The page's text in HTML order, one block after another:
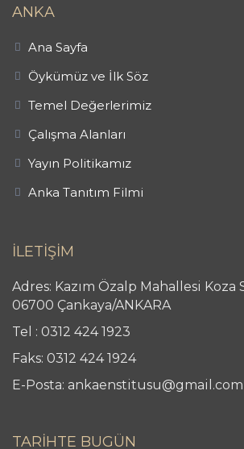
ANKA
Ana Sayfa
Öykümüz ve İlk Söz
Temel Değerlerimiz
Çalışma Alanları
Yayın Politikamız
Anka Tanıtım Filmi
İLETİŞİM
Adres: Kazım Özalp Mahallesi Koza
06700 Çankaya/ANKARA
Tel : 0312 424 1923
Faks: 0312 424 1924
E-Posta: ankaenstitusu@gmail.com
TARİHTE BUGÜN